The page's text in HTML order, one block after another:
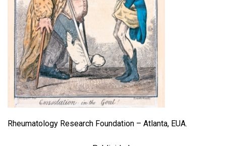
Rheumatology Research Foundation – Atlanta, EUA.